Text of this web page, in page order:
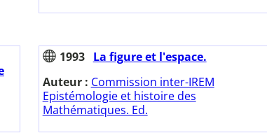
1993
La figure et l'espace.
Auteur : Commission inter-IREM
Epistémologie et histoire des
Mathématiques. Ed.